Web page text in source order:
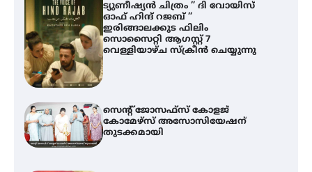
ട്യുണീഷ്യൻ ചിത്രം ” ദി വോയിസ്
ഓഫ് ഹിന്ദ് റജബ് ”
ഇരിങ്ങാലക്കുട ഫിലിം
സൊസൈറ്റി ആഗസ്റ്റ് 7
വെള്ളിയാഴ്ച സ്‌ക്രീൻ ചെയ്യുന്നു
സെന്റ് ജോസഫ്സ് കോളജ്
കോമേഴ്‌സ് അസോസിയേഷന്
തുടക്കമായി